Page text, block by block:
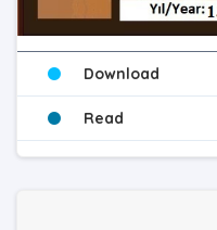
Download
Read